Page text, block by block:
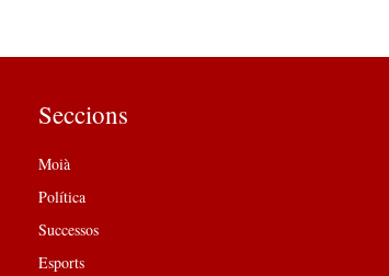
Seccions
Moià
Política
Successos
Esports